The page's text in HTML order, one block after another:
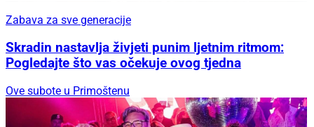
Zabava za sve generacije
Skradin nastavlja živjeti punim ljetnim ritmom:
Pogledajte što vas očekuje ovog tjedna
Ove subote u Primoštenu